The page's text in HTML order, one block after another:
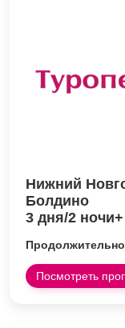
Нижний
Болдино
3 дня/2
Посмотреть